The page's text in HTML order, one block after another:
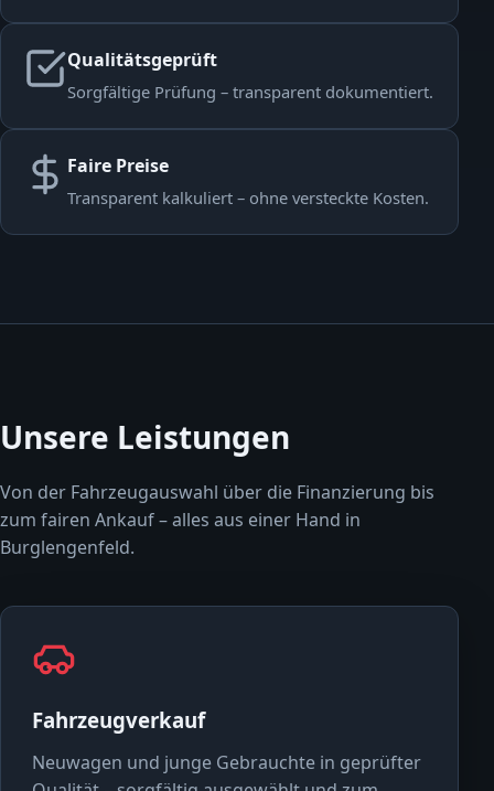
Qualitätsgeprüft
Sorgfältige Prüfung – transparent dokumentiert.
Faire Preise
Transparent kalkuliert – ohne versteckte Kosten.
Unsere Leistungen
Von der Fahrzeugauswahl über die Finanzierung bis
zum fairen Ankauf – alles aus einer Hand in
Burglengenfeld.
Fahrzeugverkauf
Neuwagen und junge Gebrauchte in geprüfter